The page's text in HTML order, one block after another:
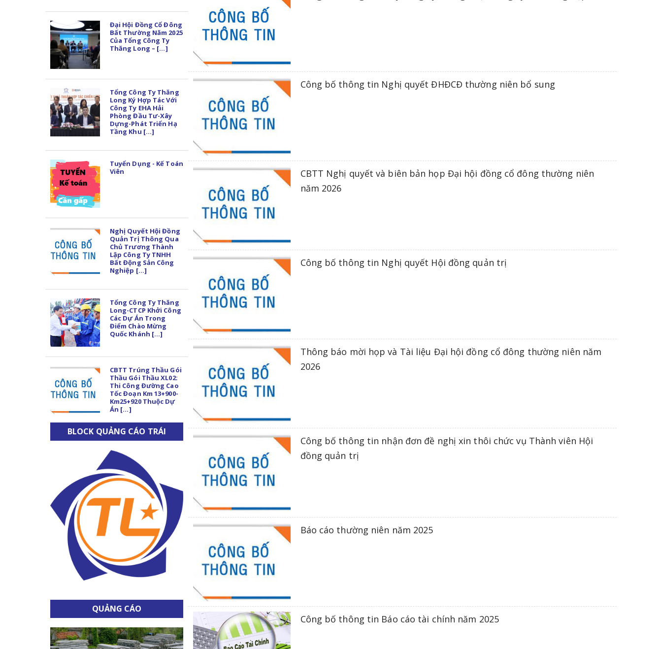
Công bố thông tin Nghị quyết ĐHĐCĐ thường niên bổ sung
CBTT Nghị quyết và biên bản họp Đại hội đồng cổ đông thường niên
năm 2026
Công bố thông tin Nghị quyết Hội đồng quản trị
Thông báo mời họp và Tài liệu Đại hội đồng cổ đông thường niên năm
2026
Công bố thông tin nhận đơn đề nghị xin thôi chức vụ Thành viên Hội
đồng quản trị
Báo cáo thường niên năm 2025
Công bố thông tin Báo cáo tài chính năm 2025
Đại Hội Đồng Cổ Đông
Bất Thường Năm 2025
Của Tổng Công Ty
Thăng Long – [...]
Tổng Công Ty Thăng
Long Ký Hợp Tác Với
Công Ty EHA Hải
Phòng Đầu Tư-Xây
Dựng-Phát Triển Hạ
Tầng Khu [...]
Tuyển Dụng - Kế Toán
Viên
Nghị Quyết Hội Đồng
Quản Trị Thông Qua
Chủ Trương Thành
Lập Công Ty TNHH
Bất Động Sản Công
Nghiệp [...]
Tổng Công Ty Thăng
Long-CTCP Khởi Công
Các Dự Án Trong
Điểm Chào Mừng
Quốc Khánh [...]
CBTT Trúng Thầu Gói
Thầu Gói Thầu XL02:
Thi Công Đường Cao
Tốc Đoạn Km 13+900-
Km25+920 Thuộc Dự
Án [...]
BLOCK QUẢNG CÁO TRÁI
QUẢNG CÁO